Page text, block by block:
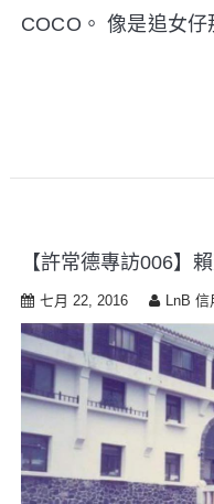
COCO。 像是追女
【許常德專訪006】
七月 22, 2016 LnB 信